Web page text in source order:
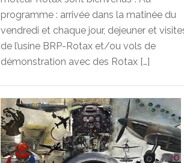
programme : arrivée dans la matinée du
vendredi et chaque jour, dejeuner et
de l’usine BRP-Rotax et/ou vols de
démonstration avec des Rotax […]